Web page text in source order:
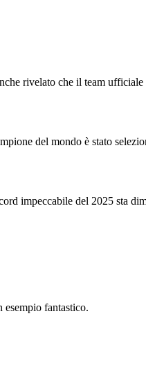
rivelato che il team ufficiale
del mondo è stato
impeccabile del 2025 sta
esempio fantastico.